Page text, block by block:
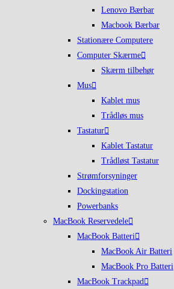
Lenovo Bærbar
Macbook Bærbar
Stationære Computere
Computer Skærme
Skærm tilbehør
Mus
Kablet mus
Trådløs mus
Tastatur
Kablet Tastatur
Trådløst Tastatur
Strømforsyninger
Dockingstation
Powerbanks
MacBook Reservedele
MacBook Batteri
MacBook Air Batteri
MacBook Pro Batteri
MacBook Trackpad